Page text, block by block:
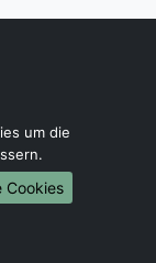
um die
Cookies